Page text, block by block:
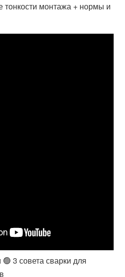
тонкости монтажа + нормы и
3 совета сварки для